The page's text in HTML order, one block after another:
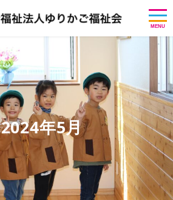
MENU
2024年5月